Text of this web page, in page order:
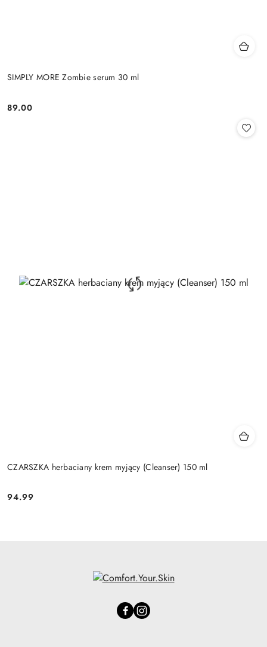
SIMPLY MORE Zombie serum 30 ml
Cena:
89.00
CZARSZKA herbaciany krem myjący (Cleanser) 150 ml
Cena:
94.99